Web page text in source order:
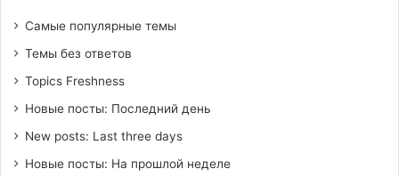
Самые популярные темы
Темы без ответов
Topics Freshness
Новые посты: Последний день
New posts: Last three days
Новые посты: На прошлой неделе